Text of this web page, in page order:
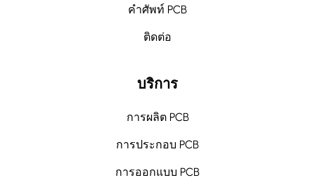
คำศัพท์ PCB
ติดต่อ
บริการ
การผลิต PCB
การประกอบ PCB
การออกแบบ PCB